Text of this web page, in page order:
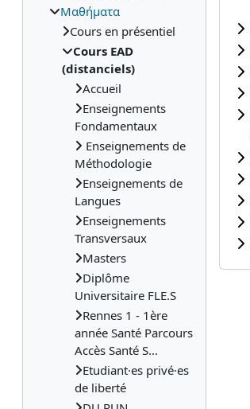
Μαθήματα
Cours en présentiel
Cours EAD
(distanciels)
Accueil
Enseignements
Fondamentaux
Enseignements de
Méthodologie
Enseignements de
Langues
Enseignements
Transversaux
Masters
Diplôme
Universitaire FLE.S
Rennes 1 - 1ère
année Santé Parcours
Accès Santé S...
Etudiant·es privé·es
de liberté